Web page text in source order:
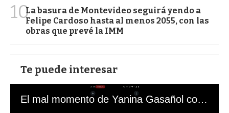
10La basura de Montevideo seguirá yendo a
Felipe Cardoso hasta al menos 2055, con las
obras que prevé la IMM
Te puede interesar
El mal momento de Yanina Gasañol con un hincha argentino en "Subrayado"